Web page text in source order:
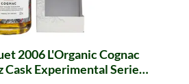
2006 L'Organic Cognac
Cask Experimental Series